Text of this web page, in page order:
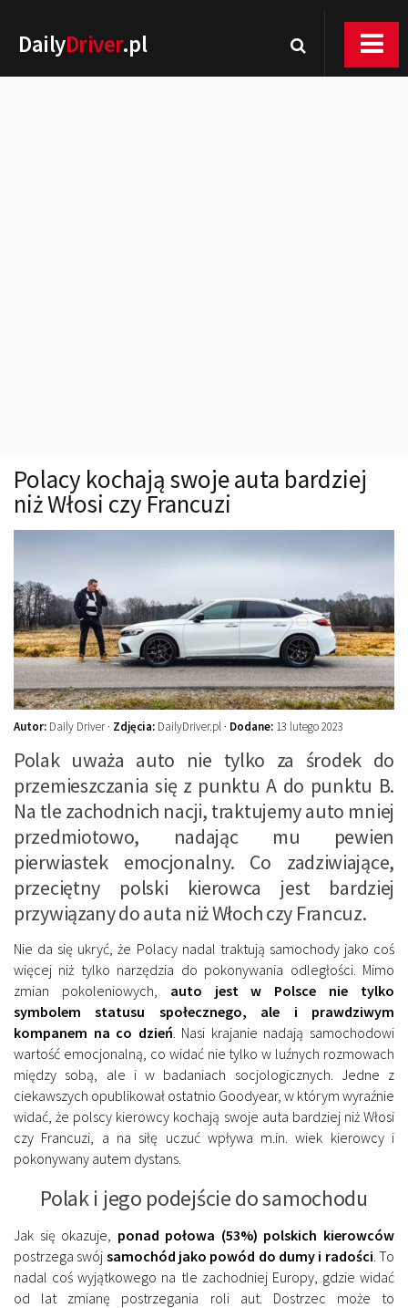
DailyDriver.pl
Technika jazdy
Oświetlenie
Przelicznik mocy
Auto z niemiec
Galerie
Polacy kochają swoje auta bardziej
niż Włosi czy Francuzi
Autor: Daily Driver · Zdjęcia: DailyDriver.pl · Dodane: 13 lutego 2023
Polak uważa auto nie tylko za środek do
przemieszczania się z punktu A do punktu B.
Na tle zachodnich nacji, traktujemy auto mniej
przedmiotowo, nadając mu pewien
pierwiastek emocjonalny. Co zadziwiające,
przeciętny polski kierowca jest bardziej
przywiązany do auta niż Włoch czy Francuz.
Nie da się ukryć, że Polacy nadal traktują samochody jako coś
więcej niż tylko narzędzia do pokonywania odległości. Mimo
zmian pokoleniowych,
auto jest w Polsce nie tylko
symbolem statusu społecznego, ale i prawdziwym
kompanem na co dzień . Nasi krajanie nadają samochodowi
wartość emocjonalną, co widać nie tylko w luźnych rozmowach
między sobą, ale i w badaniach socjologicznych. Jedne z
ciekawszych opublikował ostatnio Goodyear, w którym wyraźnie
widać, że polscy kierowcy kochają swoje auta bardziej niż Włosi
czy Francuzi, a na siłę uczuć wpływa m.in. wiek kierowcy i
pokonywany autem dystans.
Polak i jego podejście do samochodu
Jak się okazuje, ponad połowa (53%) polskich kierowców
postrzega swój samochód jako powód do dumy i radości . To
nadal coś wyjątkowego na tle zachodniej Europy, gdzie widać
od lat zmianę postrzegania roli aut. Dostrzec może to